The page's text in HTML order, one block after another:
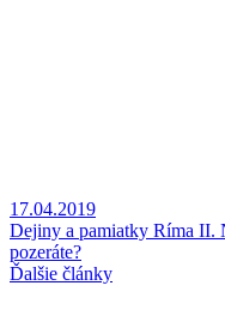
17.04.2019
Dejiny a pamiatky Ríma II.
pozeráte?
Ďalšie články